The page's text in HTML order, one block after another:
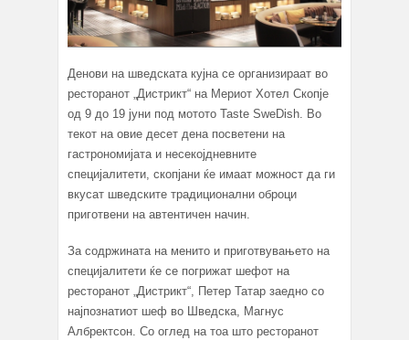
Денови на шведската кујна се организираат во
ресторанот „Дистрикт“ на Мериот Хотел Скопје
од 9 до 19 јуни под мотото Taste SweDish. Во
текот на овие десет дена посветени на
гастрономијата и несекојдневните
специјалитети, скопјани ќе имаат можност да ги
вкусат шведските традиционални оброци
приготвени на автентичен начин.
За содржината на менито и приготвувањето на
специјалитети ќе се погрижат шефот на
ресторанот „Дистрикт“, Петер Татар заедно со
најпознатиот шеф во Шведска, Магнус
Албректсон. Со оглед на тоа што ресторанот